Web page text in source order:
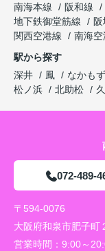
南海本線
阪和線
地下鉄御堂筋線
関西空港線
南海空
駅から探す
深井
鳳 なかもず
松ノ浜
北助松
072-489-
〒594-0076
大阪府和泉市肥子町
営業時間： 9:00～